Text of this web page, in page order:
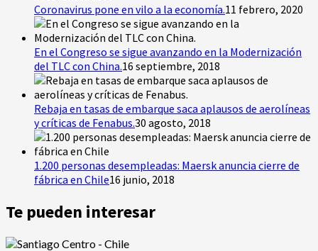
Coronavirus pone en vilo a la economía.11 febrero, 2020
En el Congreso se sigue avanzando en la Modernización
del TLC con China.16 septiembre, 2018
Rebaja en tasas de embarque saca aplausos de aerolíneas
y críticas de Fenabus.30 agosto, 2018
1.200 personas desempleadas: Maersk anuncia cierre de
fábrica en Chile16 junio, 2018
Te pueden interesar